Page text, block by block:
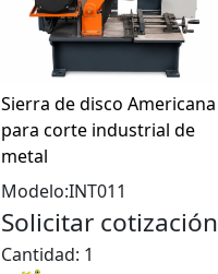
Sierra de disco Americana
para corte industrial de
metal
Modelo:INT011
Solicitar cotización
Cantidad: 1